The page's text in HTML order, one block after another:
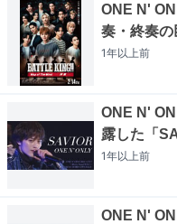
ONE N'
奏・終奏
1年以上前
ONE N'
露した「
1年以上前
ONE N'